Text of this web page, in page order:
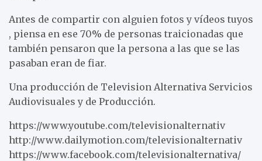
Antes de compartir con alguien fotos y vídeos tuyos
, piensa en ese 70% de personas traicionadas que
también pensaron que la persona a las que se las
pasaban eran de fiar.
Una producción de Television Alternativa Servicios
Audiovisuales y de Producción.
https://www.youtube.com/televisionalternativ
http://www.dailymotion.com/televisionalternativ
https://www.facebook.com/televisionalternativa/